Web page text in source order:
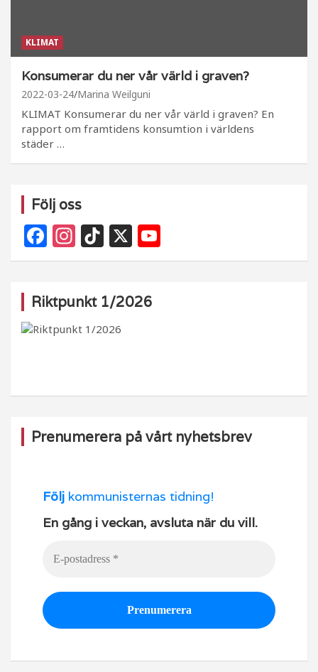
KLIMAT
Konsumerar du ner vår värld i graven?
2022-03-24 Marina Weilguni
KLIMAT Konsumerar du ner vår värld i graven? En
rapport om framtidens konsumtion i världens
städer …
Följ oss
F
a
e
b
k
In
st
g
ra
Ti
k
o
k
X
o
Riktpunkt 1/2026
Prenumerera på vårt nyhetsbrev
Följ kommunisternas tidning!
En gång i veckan, avsluta när du vill.